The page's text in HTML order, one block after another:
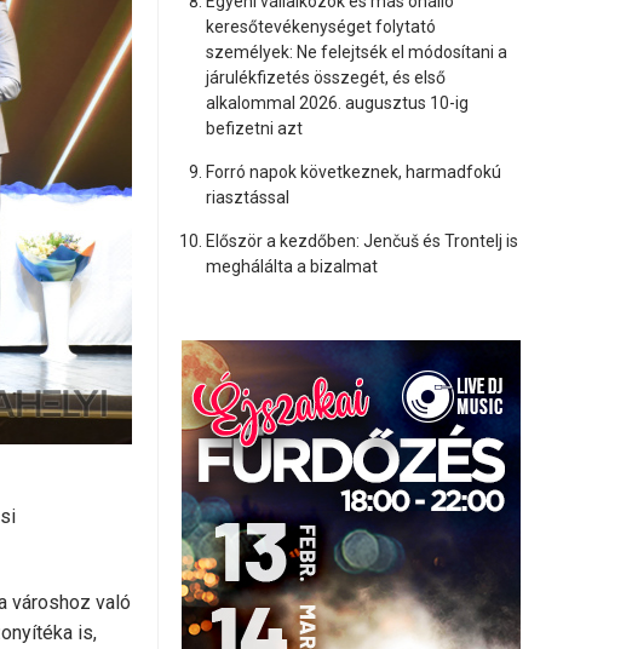
városhoz való
is,
keresőtevékenységet folytató
személyek: Ne felejtsék el módosítani a
járulékfizetés összegét, és első
alkalommal 2026. augusztus 10-ig
befizetni azt
Forró napok következnek, harmadfokú
riasztással
Először a kezdőben: Jenčuš és Trontelj is
meghálálta a bizalmat